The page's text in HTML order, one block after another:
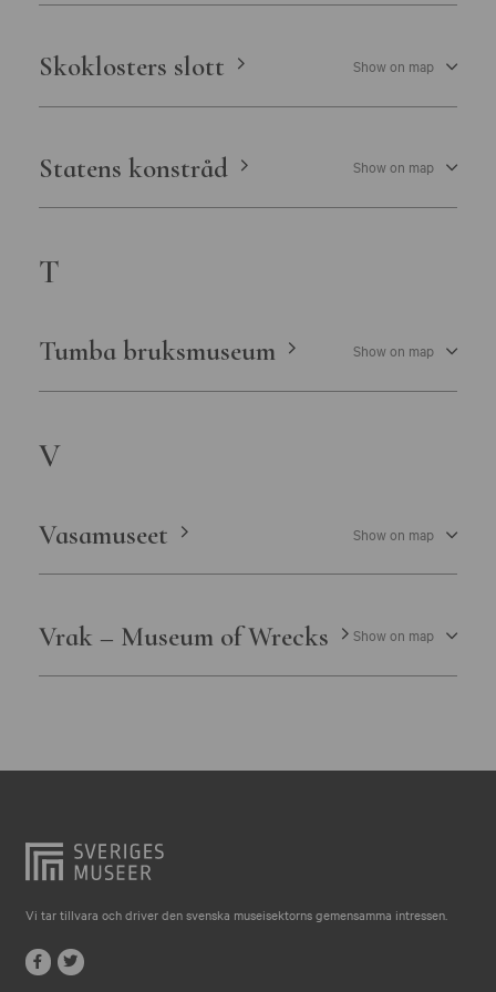
Skoklosters slott Show on map
Statens konstråd Show on map
T
Tumba bruksmuseum Show on map
V
Vasamuseet Show on map
Vrak – Museum of Wrecks Show on map
Vi tar tillvara och driver den svenska museisektorns gemensamma intressen.